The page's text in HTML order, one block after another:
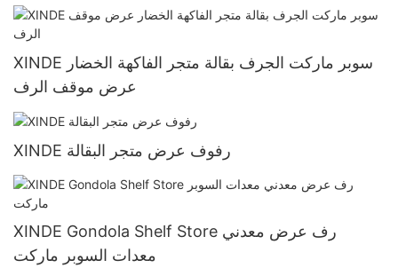
XINDE سوبر ماركت الجرف بقالة متجر الفاكهة الخضار
عرض موقف الرف
XINDE رفوف عرض متجر البقالة
XINDE Gondola Shelf Store رف عرض معدني
معدات السوبر ماركت